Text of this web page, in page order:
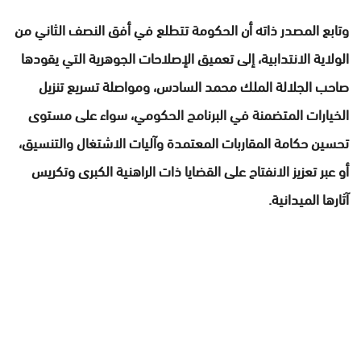
وتابع المصدر ذاته أن الحكومة تتطلع في أفق النصف الثاني من
الولاية الانتدابية، إلى تعميق الإصلاحات الجوهرية التي يقودها
صاحب الجلالة الملك محمد السادس، ومواصلة تسريع تنزيل
الخيارات المتضمنة في البرنامج الحكومي، سواء على مستوى
تحسين حكامة المقاربات المعتمدة وآليات الاشتغال والتنسيق،
أو عبر تعزيز الانفتاح على القضايا ذات الراهنية الكبرى وتكريس
آثارها الميدانية.